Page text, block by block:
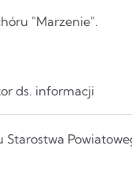
"Marzenie".
ds. informacji